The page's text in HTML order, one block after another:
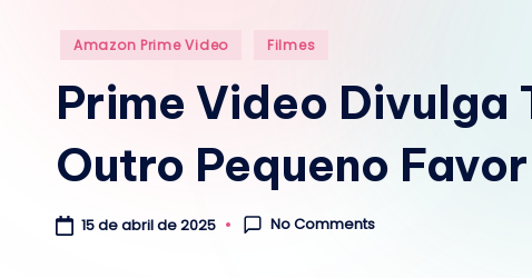
Posted
Amazon Prime Video Filmes
Prime Video
Outro Pequeno Favor
15 de abril de 2025 No Comments